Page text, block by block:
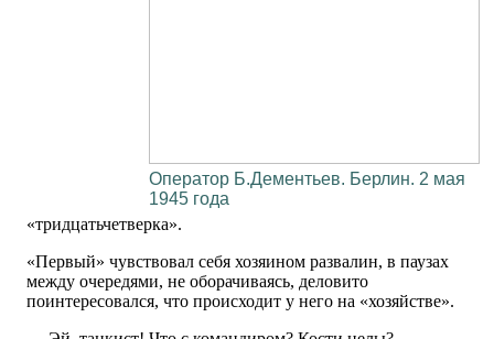
Оператор Б.Дементьев. Берлин. 2 мая
1945 года
«тридцатьчетверка».
«Первый» чувствовал себя хозяином развалин, в паузах
между очередями, не оборачиваясь, деловито
поинтересовался, что происходит у него на «хозяйстве».